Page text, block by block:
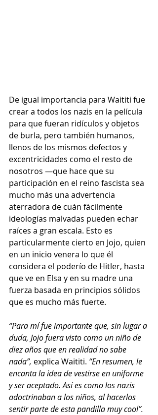
De igual importancia para Waititi fue
crear a todos los nazis en la película
para que fueran ridículos y objetos
de burla, pero también humanos,
llenos de los mismos defectos y
excentricidades como el resto de
nosotros —que hace que su
participación en el reino fascista sea
mucho más una advertencia
aterradora de cuán fácilmente
ideologías malvadas pueden echar
raíces a gran escala. Esto es
particularmente cierto en Jojo, quien
en un inicio venera lo que él
considera el poderío de Hitler, hasta
que ve en Elsa y en su madre una
fuerza basada en principios sólidos
que es mucho más fuerte.
“Para mí fue importante que, sin lugar a
duda, Jojo fuera visto como un niño de
diez años que en realidad no sabe
nada”, explica Waititi. “En resumen, le
encanta la idea de vestirse en uniforme
y ser aceptado. Así es como los nazis
adoctrinaban a los niños, al hacerlos
sentir parte de esta pandilla muy cool”.